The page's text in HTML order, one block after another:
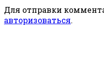
Для отправки
авторизоваться.